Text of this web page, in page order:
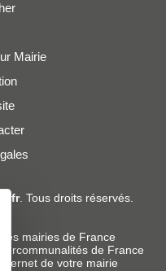
Mairie
. Tous droits réservés.
mairies de France
de France
de votre mairie